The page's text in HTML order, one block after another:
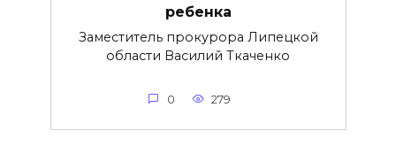
ребенка
Заместитель прокурора Липецкой
области Василий Ткаченко
0 279